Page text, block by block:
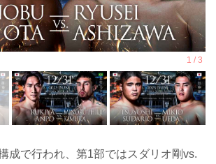
成で行われ、第1部ではスダリオ剛vs.